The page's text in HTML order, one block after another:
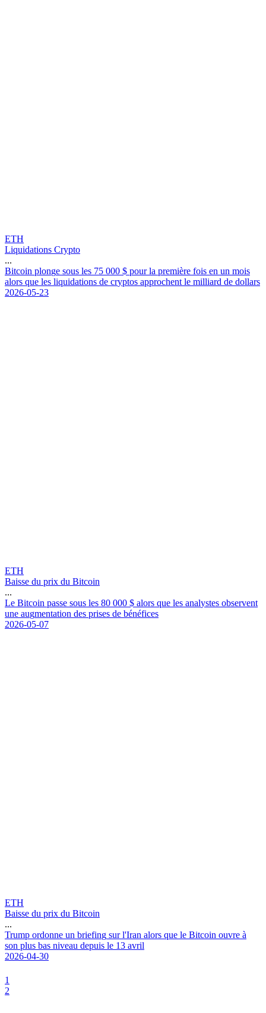
ETH
Liquidations Crypto
...
Bitcoin plonge sous les 75 000 $ pour la première fois en un mois
alors que les liquidations de cryptos approchent le milliard de dollars
2026-05-23
ETH
Baisse du prix du Bitcoin
...
Le Bitcoin passe sous les 80 000 $ alors que les analystes observent
une augmentation des prises de bénéfices
2026-05-07
ETH
Baisse du prix du Bitcoin
...
Trump ordonne un briefing sur l'Iran alors que le Bitcoin ouvre à
son plus bas niveau depuis le 13 avril
2026-04-30
1
2